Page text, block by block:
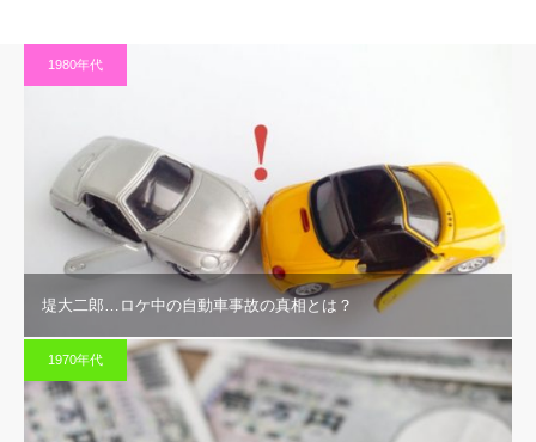
1980年代
堤大二郎…ロケ中の自動車事故の真相とは？
1970年代